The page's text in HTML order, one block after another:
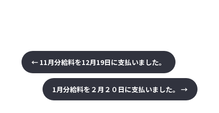
←11月分給料を12月19日に支払いました。
1月分給料を２月２０日に支払いました。→